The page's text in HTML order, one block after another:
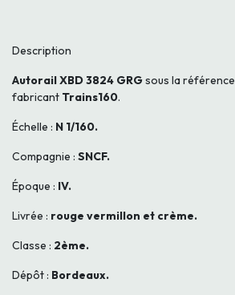
Description
Autorail XBD 3824 GRGsous la référence
fabricant Trains160.
Échelle : N 1/160.
Compagnie : SNCF.
Époque : IV.
Livrée : rouge vermillon et crème.
Classe : 2ème.
Dépôt : Bordeaux.